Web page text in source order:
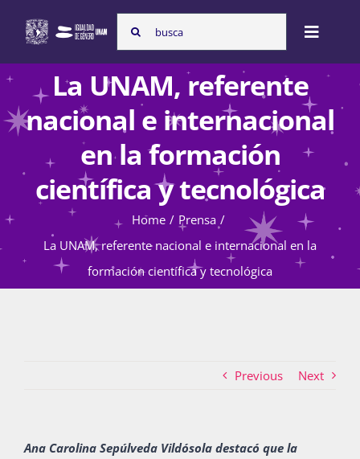
content
Search
for:
Toggle
Inicio
Nosotras
Programas
Atención de la violencia de género
La UNAM, referente
nacional e internacional
en la formación
científica y tecnológica
Home
Prensa
La UNAM, referente nacional e internacional en la
formación científica y tecnológica
Previous Next
Ana Carolina Sepúlveda Vildósola destacó que la